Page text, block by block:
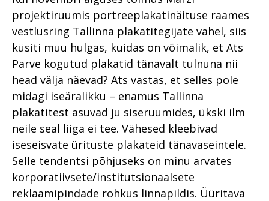
projektiruumis portreeplakatinäituse raames
vestlusring Tallinna plakatitegijate vahel, siis
küsiti muu hulgas, kuidas on võimalik, et Ats
Parve kogutud plakatid tänavalt tulnuna nii
head välja näevad? Ats vastas, et selles pole
midagi iseäralikku – enamus Tallinna
plakatitest asuvad ju siseruumides, ükski ilm
neile seal liiga ei tee. Vähesed kleebivad
iseseisvate ürituste plakateid tänavaseintele.
Selle tendentsi põhjuseks on minu arvates
korporatiivsete/institutsionaalsete
reklaamipindade rohkus linnapildis. Üüritava